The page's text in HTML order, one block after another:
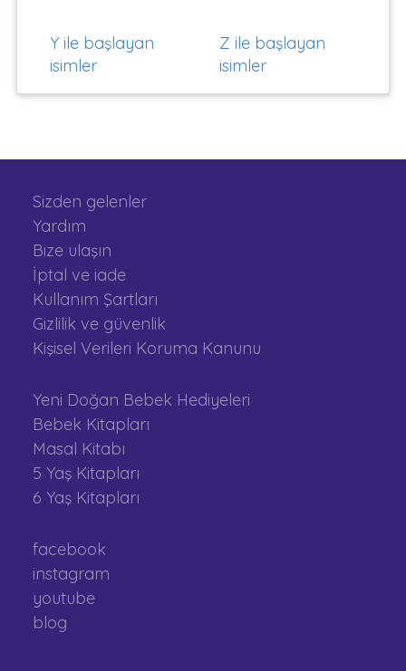
Y ile başlayan
isimler
Z ile başlayan
isimler
Sizden gelenler
Yardım
Bize ulaşın
İptal ve iade
Kullanım Şartları
Gizlilik ve güvenlik
Kişisel Verileri Koruma Kanunu
Yeni Doğan Bebek Hediyeleri
Bebek Kitapları
Masal Kitabı
5 Yaş Kitapları
6 Yaş Kitapları
facebook
instagram
youtube
blog